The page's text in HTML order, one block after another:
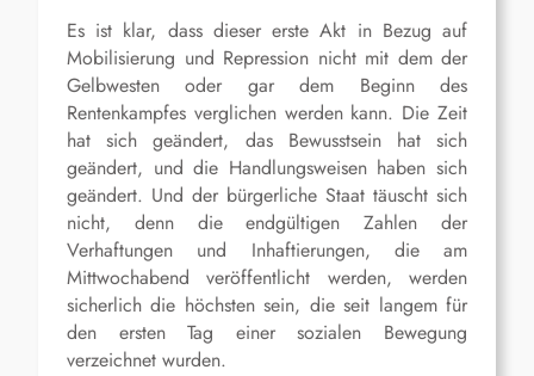
Es ist klar, dass dieser erste Akt in Bezug auf
Mobilisierung und Repression nicht mit dem der
Gelbwesten oder gar dem Beginn des
Rentenkampfes verglichen werden kann. Die Zeit
hat sich geändert, das Bewusstsein hat sich
geändert, und die Handlungsweisen haben sich
geändert. Und der bürgerliche Staat täuscht sich
nicht, denn die endgültigen Zahlen der
Verhaftungen und Inhaftierungen, die am
Mittwochabend veröffentlicht werden, werden
sicherlich die höchsten sein, die seit langem für
den ersten Tag einer sozialen Bewegung
verzeichnet wurden.